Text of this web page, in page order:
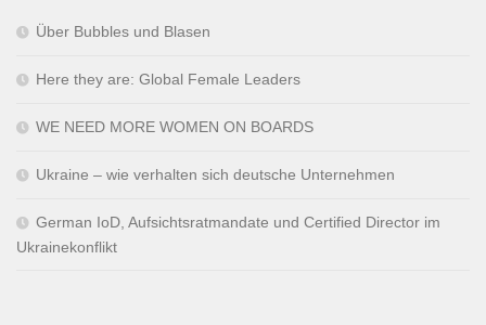
Über Bubbles und Blasen
Here they are: Global Female Leaders
WE NEED MORE WOMEN ON BOARDS
Ukraine – wie verhalten sich deutsche Unternehmen
German IoD, Aufsichtsratmandate und Certified Director im
Ukrainekonflikt